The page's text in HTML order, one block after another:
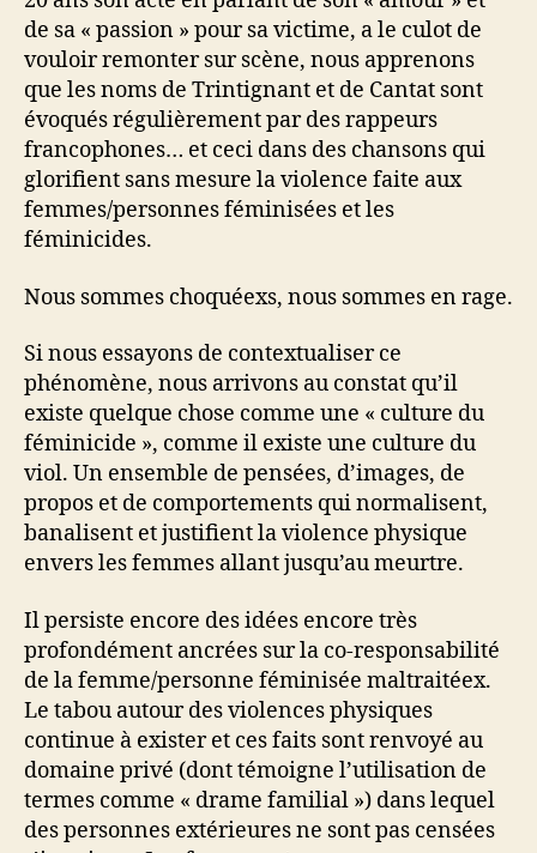
de sa « passion » pour sa victime, a le culot de
vouloir remonter sur scène, nous apprenons
que les noms de Trintignant et de Cantat sont
évoqués régulièrement par des rappeurs
francophones… et ceci dans des chansons qui
glorifient sans mesure la violence faite aux
femmes/personnes féminisées et les
féminicides.
Nous sommes choquéexs, nous sommes en rage.
Si nous essayons de contextualiser ce
phénomène, nous arrivons au constat qu’il
existe quelque chose comme une « culture du
féminicide », comme il existe une culture du
viol. Un ensemble de pensées, d’images, de
propos et de comportements qui normalisent,
banalisent et justifient la violence physique
envers les femmes allant jusqu’au meurtre.
Il persiste encore des idées encore très
profondément ancrées sur la co-responsabilité
de la femme/personne féminisée maltraitéex.
Le tabou autour des violences physiques
continue à exister et ces faits sont renvoyé au
domaine privé (dont témoigne l’utilisation de
termes comme « drame familial ») dans lequel
des personnes extérieures ne sont pas censées